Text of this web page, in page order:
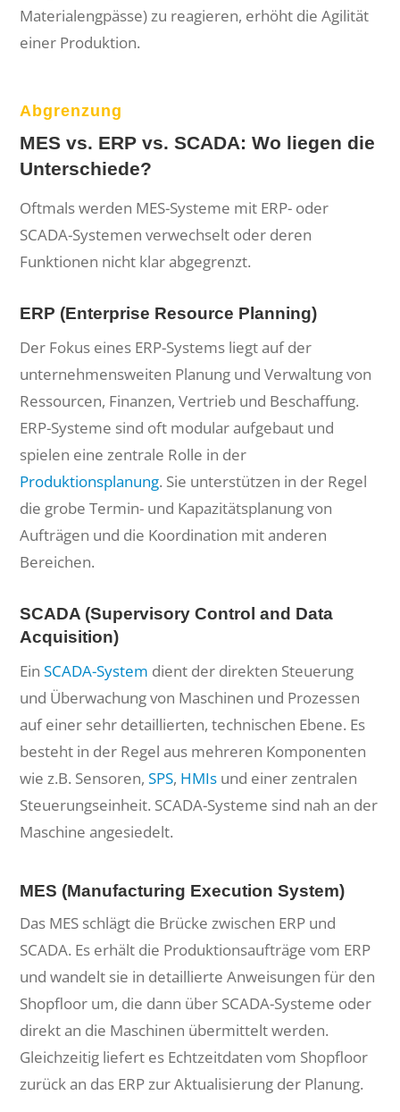
Materialengpässe) zu reagieren, erhöht die Agilität
einer Produktion.
Abgrenzung
MES vs. ERP vs. SCADA: Wo liegen die
Unterschiede?
Oftmals werden MES-Systeme mit ERP- oder
SCADA-Systemen verwechselt oder deren
Funktionen nicht klar abgegrenzt.
ERP (Enterprise Resource Planning)
Der Fokus eines ERP-Systems liegt auf der
unternehmensweiten Planung und Verwaltung von
Ressourcen, Finanzen, Vertrieb und Beschaffung.
ERP-Systeme sind oft modular aufgebaut und
spielen eine zentrale Rolle in der
Produktionsplanung. Sie unterstützen in der Regel
die grobe Termin- und Kapazitätsplanung von
Aufträgen und die Koordination mit anderen
Bereichen.
SCADA (Supervisory Control and Data
Acquisition)
EinSCADA-System dient der direkten Steuerung
und Überwachung von Maschinen und Prozessen
auf einer sehr detaillierten, technischen Ebene. Es
besteht in der Regel aus mehreren Komponenten
wie z.B. Sensoren,SPS, HMIs und einer zentralen
Steuerungseinheit. SCADA-Systeme sind nah an der
Maschine angesiedelt.
MES (Manufacturing Execution System)
Das MES schlägt die Brücke zwischen ERP und
SCADA. Es erhält die Produktionsaufträge vom ERP
und wandelt sie in detaillierte Anweisungen für den
Shopfloor um, die dann über SCADA-Systeme oder
direkt an die Maschinen übermittelt werden.
Gleichzeitig liefert es Echtzeitdaten vom Shopfloor
zurück an das ERP zur Aktualisierung der Planung.